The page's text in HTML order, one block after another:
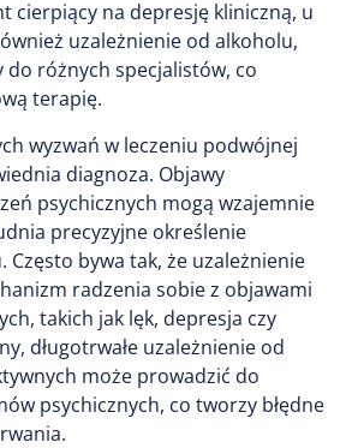
cierpiący na depresję kliniczną, u
uzależnienie od alkoholu,
do różnych specjalistów, co
terapię.
wyzwań w leczeniu podwójnej
diagnoza. Objawy
psychicznych mogą wzajemnie
precyzyjne określenie
Często bywa tak, że uzależnienie
radzenia sobie z objawami
takich jak lęk, depresja czy
długotrwałe uzależnienie od
może prowadzić do
psychicznych, co tworzy błędne